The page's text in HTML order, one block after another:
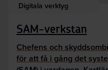
Digitala verktyg
SAM-verkstan
Chefens och
för att få i gång det